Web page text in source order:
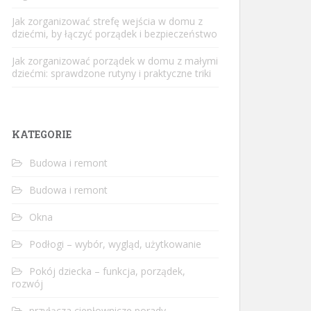
Jak zorganizować strefę wejścia w domu z
dziećmi, by łączyć porządek i bezpieczeństwo
Jak zorganizować porządek w domu z małymi
dziećmi: sprawdzone rutyny i praktyczne triki
KATEGORIE
Budowa i remont
Budowa i remont
Okna
Podłogi – wybór, wygląd, użytkowanie
Pokój dziecka – funkcja, porządek,
rozwój